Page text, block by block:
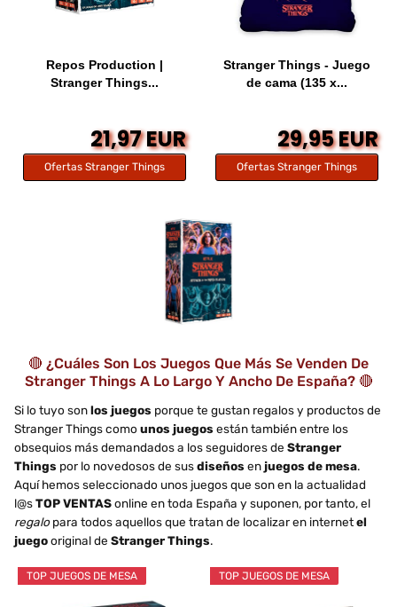
Repos Production |
Stranger Things...
21,97 EUR
Ofertas Stranger Things
Stranger Things - Juego
de cama (135 x...
29,95 EUR
Ofertas Stranger Things
🔴 ¿Cuáles Son Los Juegos Que Más Se Venden De
Stranger Things A Lo Largo Y Ancho De España? 🔴
Si lo tuyo sonlos juegos porque te gustan regalos y productos de
Stranger Things comounos juegos están también entre los
obsequios más demandados a los seguidores de Stranger
Things por lo novedosos de susdiseños en juegos de mesa.
Aquí hemos seleccionado unos juegos que son en la actualidad
l@sTOP VENTASonline en toda España y suponen, por tanto, el
regalopara todos aquellos que tratan de localizar en internetel
juegooriginal de Stranger Things.
TOP JUEGOS DE MESA TOP JUEGOS DE MESA